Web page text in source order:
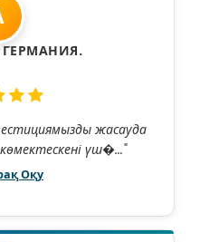
жасауда
үш�..."
Оқу